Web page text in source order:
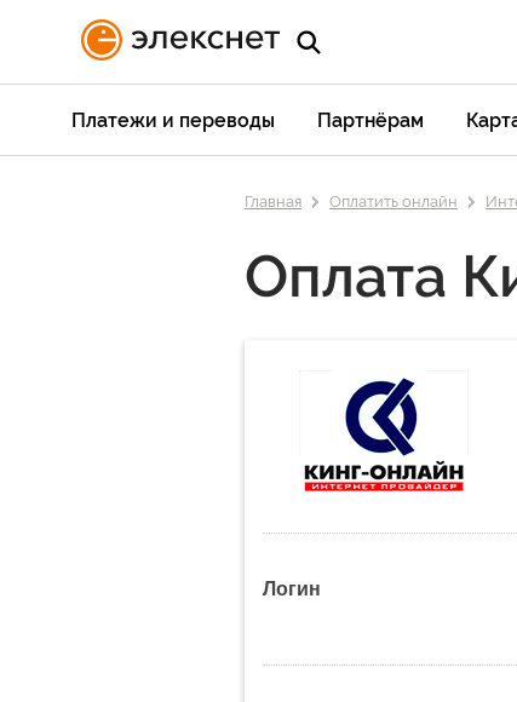
Платежи и переводы Партнёрам
Главная Оплатить онлайн
Оплата
Логин